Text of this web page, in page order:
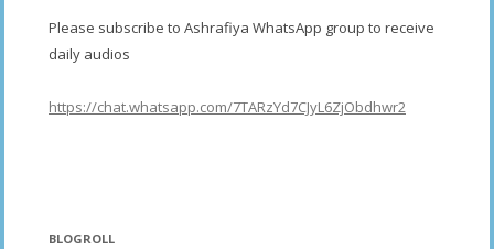
Please subscribe to Ashrafiya WhatsApp group to receive
daily audios
https://chat.whatsapp.com/7TARzYd7CJyL6ZjObdhwr2
BLOGROLL